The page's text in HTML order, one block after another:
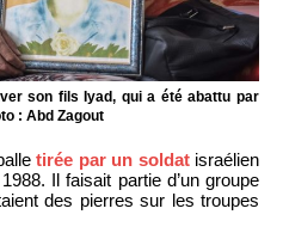
son fils Iyad, qui a été abattu par
: Abd Zagout
tirée par un soldatisraélien
Il faisait partie d’un groupe
des pierres sur les troupes